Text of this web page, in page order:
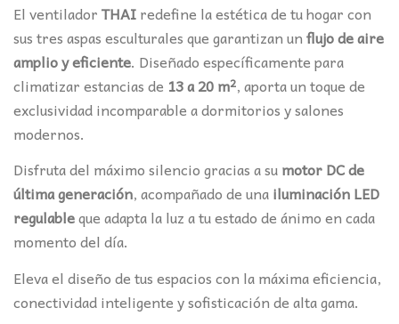
El ventiladorTHAIredefine la estética de tu hogar con
sus tres aspas esculturales que garantizan unflujo de aire
amplio y eficiente. Diseñado específicamente para
climatizar estancias de 13 a 20 m², aporta un toque de
exclusividad incomparable a dormitorios y salones
modernos.
Disfruta del máximo silencio gracias a sumotor DC de
última generación, acompañado de unailuminación LED
regulableque adapta la luz a tu estado de ánimo en cada
momento del día.
Eleva el diseño de tus espacios con la máxima eficiencia,
conectividad inteligente y sofisticación de alta gama.